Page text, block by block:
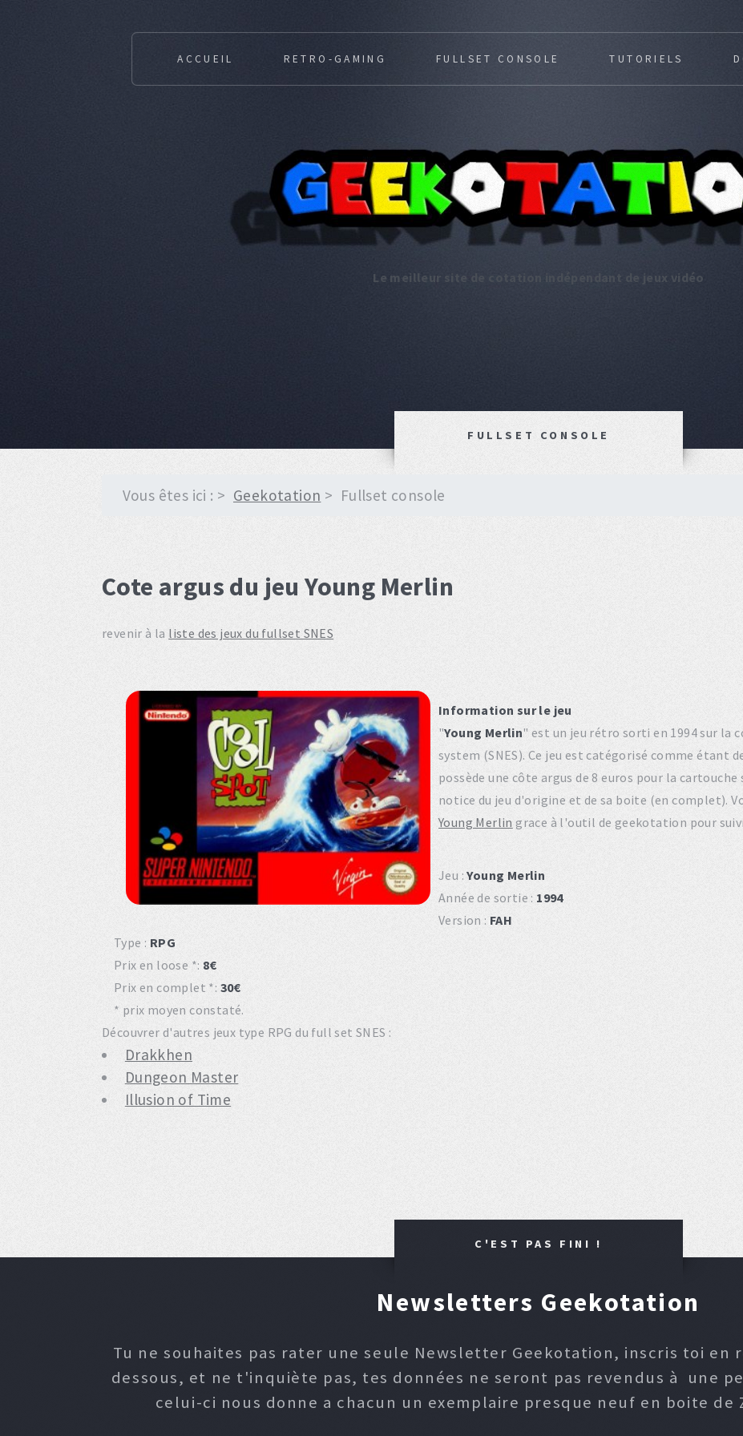
Le meilleur site de cotation indépendant de jeux vidéo
ACCUEIL RETRO-GAMING FULLSET CONSOLE TUTORIELS
FULLSET CONSOLE
Vous êtes ici : Geekotation Fullset console
Cote argus du jeu Young Merlin
revenir à la liste des jeux du fullset SNES
Information sur le jeu
"Young Merlin" est un jeu rétro sorti en 1994 sur la
system (SNES). Ce jeu est catégorisé comme étant
possède une côte argus de 8 euros pour la
notice du jeu d'origine et de sa boite (en complet).
Young Merlin grace à l'outil de geekotation pour
Jeu :Young Merlin
Année de sortie : 1994
Version : FAH
Type : RPG
Prix en loose *: 8€
Prix en complet *: 30€
* prix moyen constaté.
Découvrer d'autres jeux type RPG du full set SNES :
Drakkhen
Dungeon Master
Illusion of Time
C'EST PAS FINI !
Newsletters Geekotation
Tu ne souhaites pas rater une seule Newsletter Geekotation, inscris toi en
dessous, et ne t'inquiète pas, tes données ne seront pas revendus à une
celui-ci nous donne a chacun un exemplaire presque neuf en boite de